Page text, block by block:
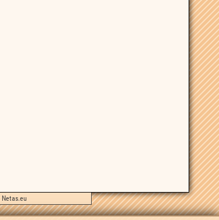
Netas.eu